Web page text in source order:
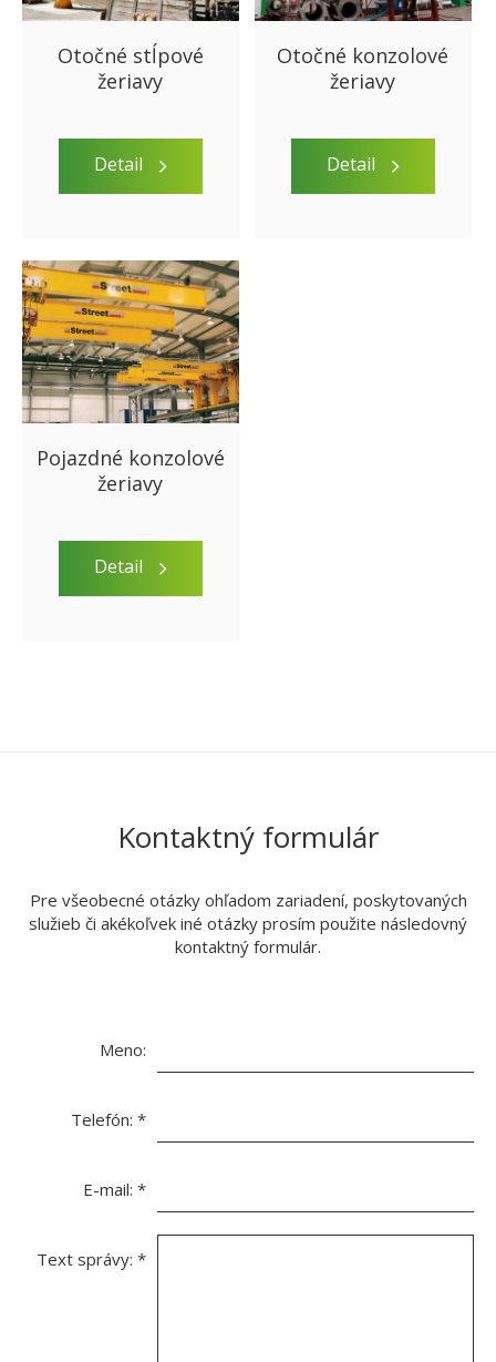
Otočné stĺpové
žeriavy
Detail
Otočné konzolové
žeriavy
Detail
Pojazdné konzolové
žeriavy
Detail
Kontaktný formulár
Pre všeobecné otázky ohľadom zariadení, poskytovaných
služieb či akékoľvek iné otázky prosím použite následovný
kontaktný formulár.
Meno:
Telefón: *
E-mail: *
Text správy: *